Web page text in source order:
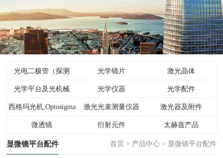
光电二极管（探测
器）
光学镜片 激光晶体
光学平台及光机械 光学仪器 光学配件
西格玛光机,Optosigma 激光光束测量仪器 激光器及附件
微透镜 衍射元件 太赫兹产品
显微镜平台配件 首页 > 产品中心> 显微镜平台配件